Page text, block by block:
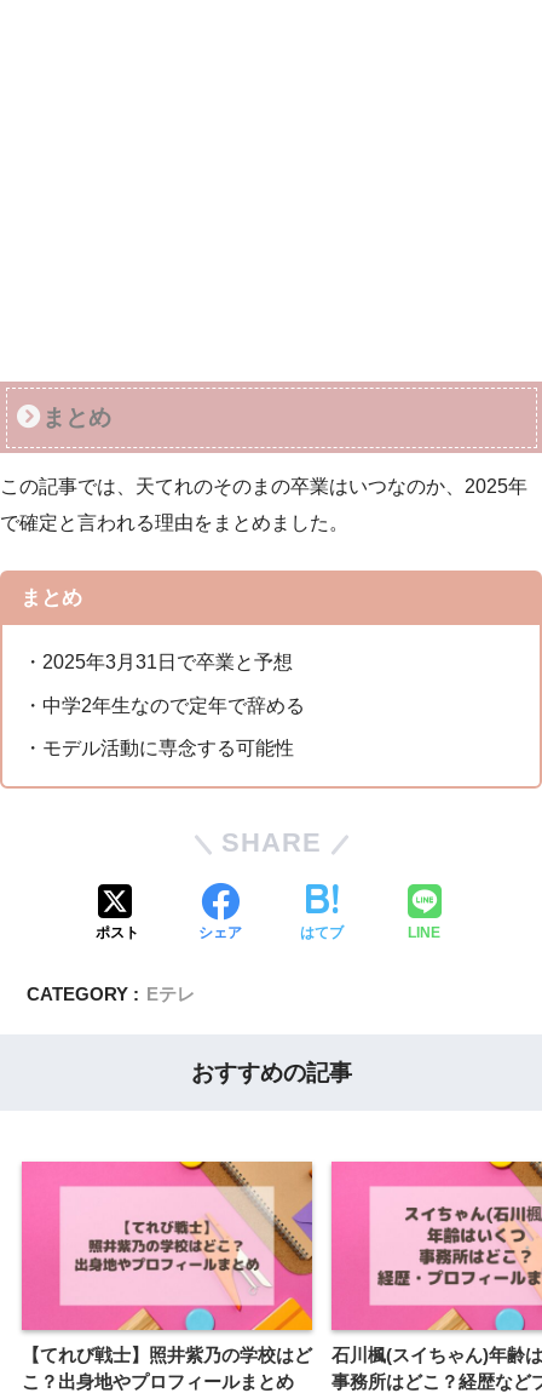
まとめ
この記事では、天てれのそのまの卒業はいつなのか、2025年
で確定と言われる理由をまとめました。
まとめ
・2025年3月31日で卒業と予想
・中学2年生なので定年で辞める
・モデル活動に専念する可能性
SHARE
ポスト シェア はてブ LINE
CATEGORY : Eテレ
おすすめの記事
【てれび戦士】照井紫乃の学校はど
こ？出身地やプロフィールまとめ
石川楓(スイちゃん)年齢
事務所はどこ？経歴など